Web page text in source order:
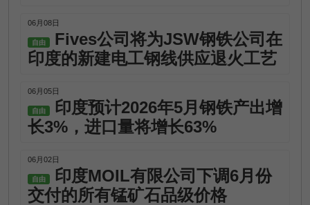
06月08日
自由
Fives公司将为JSW钢铁公司在
印度的新建电工钢线供应退火工艺
06月05日
自由
印度预计2026年5月钢铁产出增
长3%，进口量将增长63%
06月02日
自由
印度MOIL有限公司下调6月份
交付的所有锰矿石品级价格